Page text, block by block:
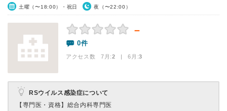
土曜（〜18:00）・祝日 夜（〜22:00）
－
0件
アクセス数 7月:2 | 6月:3
RSウイルス感染症について
【専門医・資格】 総合内科専門医